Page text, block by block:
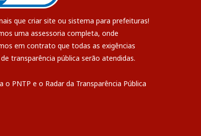
que criar site ou sistema para prefeituras!
uma assessoria completa, onde
em contrato que todas as exigências
transparência pública serão atendidas.
o PNTP e o Radar da Transparência Pública